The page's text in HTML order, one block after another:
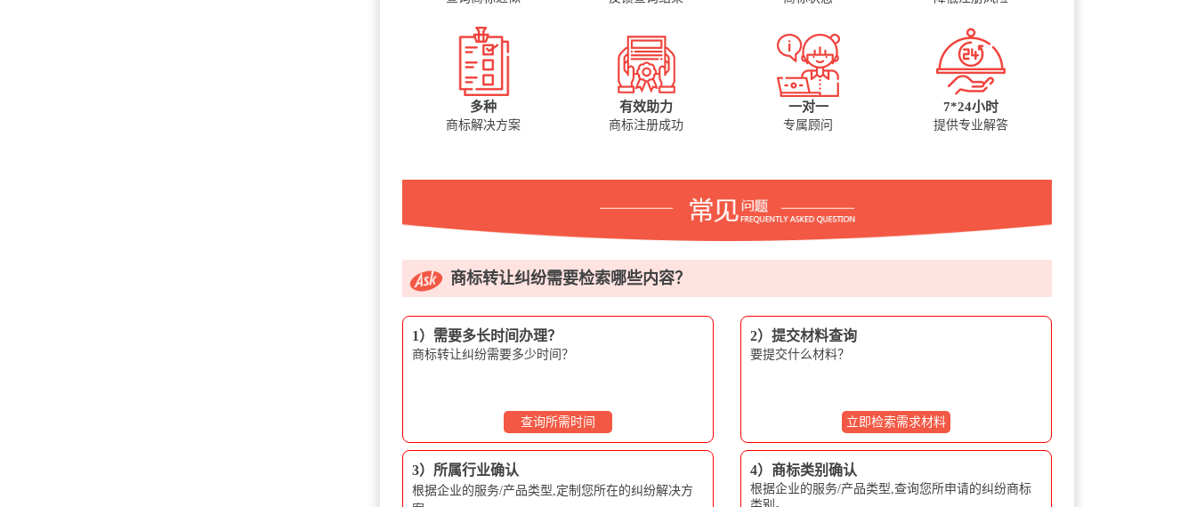
多种
商标解决方案
有效助力
商标注册成功
一对一
专属顾问
7*24小时
提供专业解答
商标转让纠纷需要检索哪些内容？
1）需要多长时间办理？
商标转让纠纷需要多少时间？
查询所需时间
2）提交材料查询
要提交什么材料？
立即检索需求材料
3）所属行业确认
根据企业的服务/产品类型,定制您所在的纠纷解决方
4）商标类别确认
根据企业的服务/产品类型,查询您所申请的纠纷商标